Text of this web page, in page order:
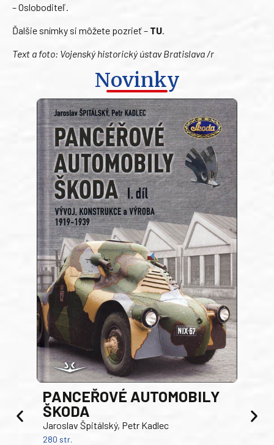
– Osloboditeľ.
Ďalšie snímky si môžete pozrieť – TU.
Text a foto: Vojenský historický ústav Bratislava /r
Novinky
PANCEŘOVÉ AUTOMOBILY
ŠKODA
Jaroslav Špitálský, Petr Kadlec
280 str.